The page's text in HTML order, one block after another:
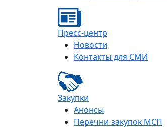
Пресс-центр
Новости
Контакты для СМИ
Закупки
Анонсы
Перечни закупок МСП